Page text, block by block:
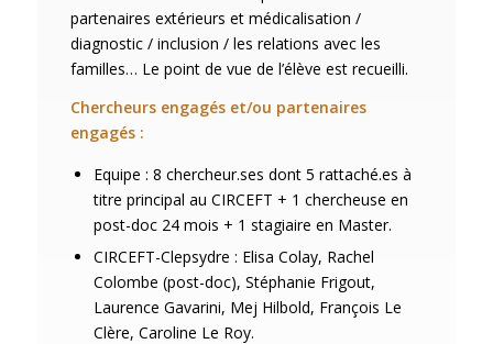
partenaires extérieurs et médicalisation /
diagnostic / inclusion / les relations avec les
familles… Le point de vue de l’élève est recueilli.
Chercheurs engagés et/ou partenaires
engagés :
Equipe : 8 chercheur.ses dont 5 rattaché.es à
titre principal au CIRCEFT + 1 chercheuse en
post-doc 24 mois + 1 stagiaire en Master.
CIRCEFT-Clepsydre : Elisa Colay, Rachel
Colombe (post-doc), Stéphanie Frigout,
Laurence Gavarini, Mej Hilbold, François Le
Clère, Caroline Le Roy.